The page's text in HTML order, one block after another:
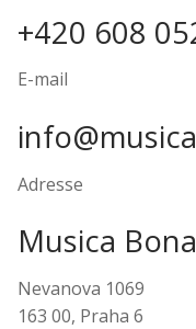
+420 608
E-mail
Adresse
Musica
Nevanova 1069
163 00, Praha 6